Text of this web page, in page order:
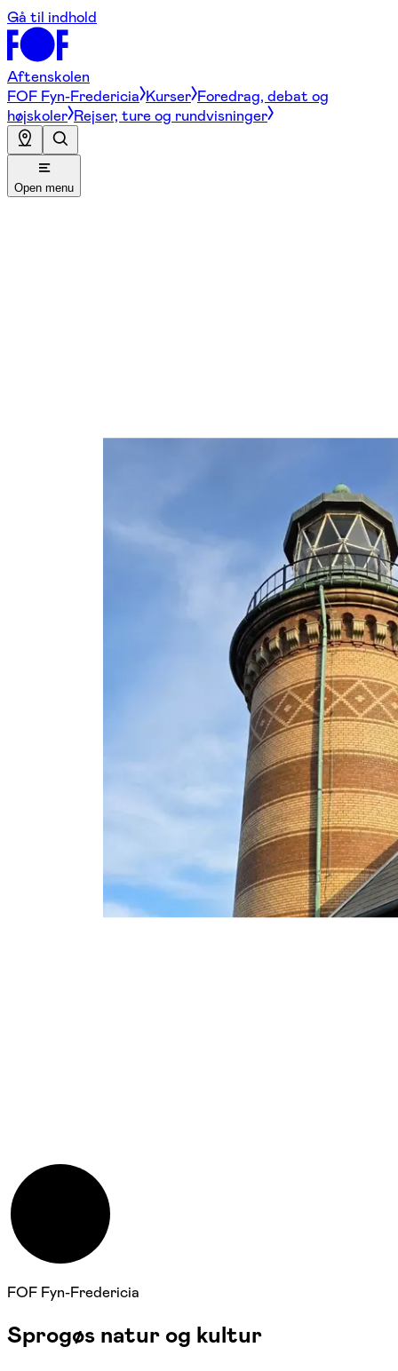
Gå til indhold
Aftenskolen
FOF Fyn-Fredericia Kurser Foredrag, debat og
højskoler Rejser, ture og rundvisninger
Open menu
31. maj 2026
FOF Fyn-Fredericia
Sprogøs natur og kultur